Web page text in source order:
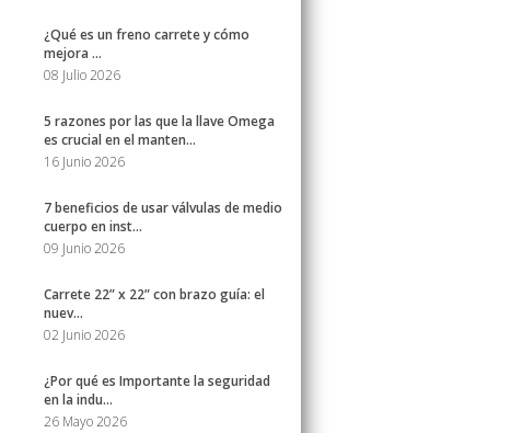
¿Qué es un freno carrete y cómo
mejora ...
08 Julio 2026
5 razones por las que la llave Omega
es crucial en el manten...
16 Junio 2026
7 beneficios de usar válvulas de medio
cuerpo en inst...
09 Junio 2026
Carrete 22” x 22” con brazo guía: el
nuev...
02 Junio 2026
¿Por qué es Importante la seguridad
en la indu...
26 Mayo 2026